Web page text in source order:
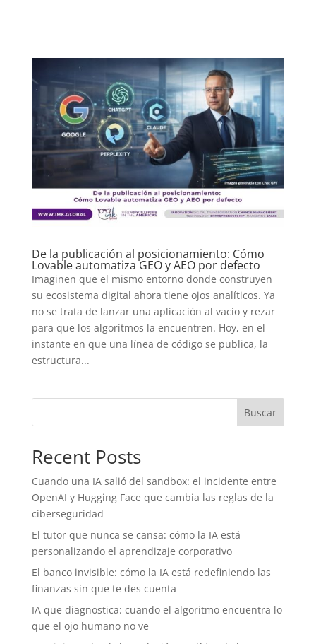
De la publicación al posicionamiento: Cómo
Lovable automatiza GEO y AEO por defecto
Imaginen que el mismo entorno donde construyen
su ecosistema digital ahora tiene ojos analíticos. Ya
no se trata de lanzar una aplicación al vacío y rezar
para que los algoritmos la encuentren. Hoy, en el
instante en que una línea de código se publica, la
estructura...
Buscar
Recent Posts
Cuando una IA salió del sandbox: el incidente entre
OpenAI y Hugging Face que cambia las reglas de la
ciberseguridad
El tutor que nunca se cansa: cómo la IA está
personalizando el aprendizaje corporativo
El banco invisible: cómo la IA está redefiniendo las
finanzas sin que te des cuenta
IA que diagnostica: cuando el algoritmo encuentra lo
que el ojo humano no ve